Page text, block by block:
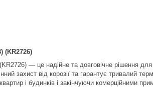
(KR2726)
— це надійне та довговічне рішення
захист від корозії та гарантує тривалий
і будинків і закінчуючи комерційними